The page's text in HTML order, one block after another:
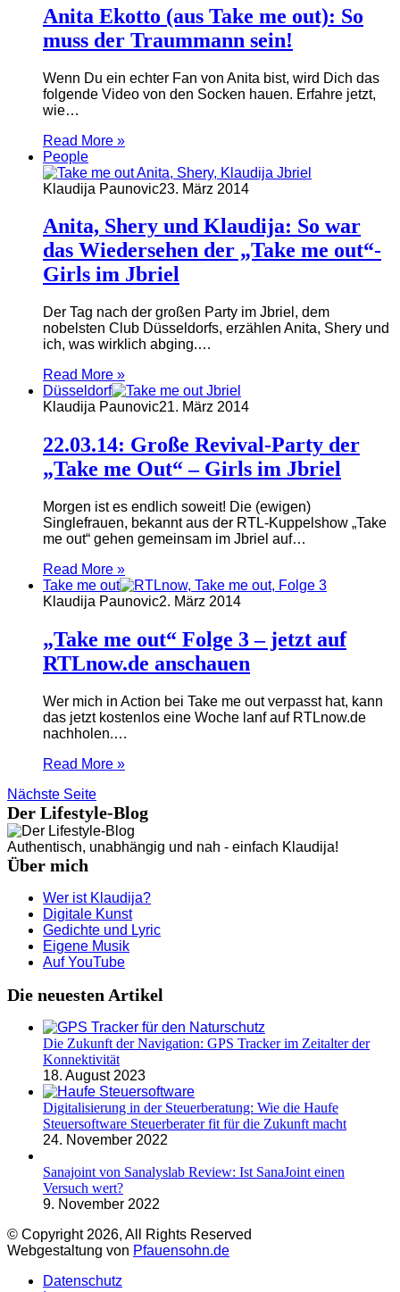
Anita Ekotto (aus Take me out): So
muss der Traummann sein!
Wenn Du ein echter Fan von Anita bist, wird Dich das
folgende Video von den Socken hauen. Erfahre jetzt,
wie…
Read More »
People
Klaudija Paunovic23. März 2014
Anita, Shery und Klaudija: So war
das Wiedersehen der „Take me out“-
Girls im Jbriel
Der Tag nach der großen Party im Jbriel, dem
nobelsten Club Düsseldorfs, erzählen Anita, Shery und
ich, was wirklich abging.…
Read More »
Düsseldorf
Klaudija Paunovic21. März 2014
22.03.14: Große Revival-Party der
„Take me Out“ – Girls im Jbriel
Morgen ist es endlich soweit! Die (ewigen)
Singlefrauen, bekannt aus der RTL-Kuppelshow „Take
me out“ gehen gemeinsam im Jbriel auf…
Read More »
Take me out
Klaudija Paunovic2. März 2014
„Take me out“ Folge 3 – jetzt auf
RTLnow.de anschauen
Wer mich in Action bei Take me out verpasst hat, kann
das jetzt kostenlos eine Woche lanf auf RTLnow.de
nachholen.…
Read More »
Nächste Seite
Der Lifestyle-Blog
Authentisch, unabhängig und nah - einfach Klaudija!
Über mich
Wer ist Klaudija?
Digitale Kunst
Gedichte und Lyric
Eigene Musik
Auf YouTube
Die neuesten Artikel
Die Zukunft der Navigation: GPS Tracker im Zeitalter der
Konnektivität
18. August 2023
Digitalisierung in der Steuerberatung: Wie die Haufe
Steuersoftware Steuerberater fit für die Zukunft macht
24. November 2022
Sanajoint von Sanalyslab Review: Ist SanaJoint einen
Versuch wert?
9. November 2022
© Copyright 2026, All Rights Reserved
Webgestaltung von Pfauensohn.de
Datenschutz